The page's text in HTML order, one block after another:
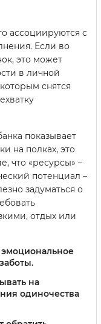
ассоциируются с
Если во
это может
в личной
снятся
показывает
на полках, это
что «ресурсы» –
потенциал –
задуматься о
отдых или
эмоциональное
на
одиночества